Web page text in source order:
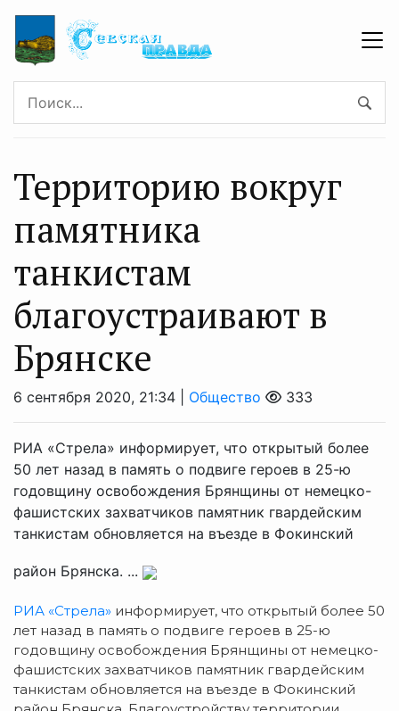
Территорию вокруг
памятника
танкистам
благоустраивают в
Брянске
6 сентября 2020, 21:34 | Общество 333
РИА «Стрела» информирует, что открытый более
50 лет назад в память о подвиге героев в 25-ю
годовщину освобождения Брянщины от немецко-
фашистских захватчиков памятник гвардейским
танкистам обновляется на въезде в Фокинский
район Брянска. ...
РИА «Стрела» информирует, что открытый более 50
лет назад в память о подвиге героев в 25-ю
годовщину освобождения Брянщины от немецко-
фашистских захватчиков памятник гвардейским
танкистам обновляется на въезде в Фокинский